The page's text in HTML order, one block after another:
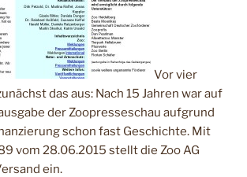
Vor vier
das aus: Nach 15 Jahren war auf
der Zoopresseschau aufgrund
schon fast Geschichte. Mit
vom 28.06.2015 stellt die Zoo AG
ein.